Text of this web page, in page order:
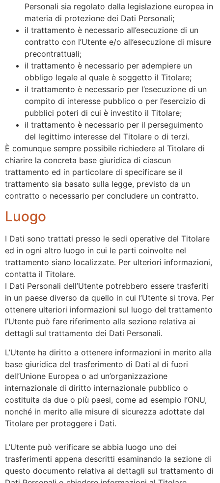
Personali sia regolato dalla legislazione europea in
materia di protezione dei Dati Personali;
il trattamento è necessario all’esecuzione di un
contratto con l’Utente e/o all’esecuzione di misure
precontrattuali;
il trattamento è necessario per adempiere un
obbligo legale al quale è soggetto il Titolare;
il trattamento è necessario per l’esecuzione di un
compito di interesse pubblico o per l’esercizio di
pubblici poteri di cui è investito il Titolare;
il trattamento è necessario per il perseguimento
del legittimo interesse del Titolare o di terzi.
È comunque sempre possibile richiedere al Titolare di
chiarire la concreta base giuridica di ciascun
trattamento ed in particolare di specificare se il
trattamento sia basato sulla legge, previsto da un
contratto o necessario per concludere un contratto.
Luogo
I Dati sono trattati presso le sedi operative del Titolare
ed in ogni altro luogo in cui le parti coinvolte nel
trattamento siano localizzate. Per ulteriori informazioni,
contatta il Titolare.
I Dati Personali dell’Utente potrebbero essere trasferiti
in un paese diverso da quello in cui l’Utente si trova. Per
ottenere ulteriori informazioni sul luogo del trattamento
l’Utente può fare riferimento alla sezione relativa ai
dettagli sul trattamento dei Dati Personali.
L’Utente ha diritto a ottenere informazioni in merito alla
base giuridica del trasferimento di Dati al di fuori
dell’Unione Europea o ad un’organizzazione
internazionale di diritto internazionale pubblico o
costituita da due o più paesi, come ad esempio l’ONU,
nonché in merito alle misure di sicurezza adottate dal
Titolare per proteggere i Dati.
L’Utente può verificare se abbia luogo uno dei
trasferimenti appena descritti esaminando la sezione di
questo documento relativa ai dettagli sul trattamento di